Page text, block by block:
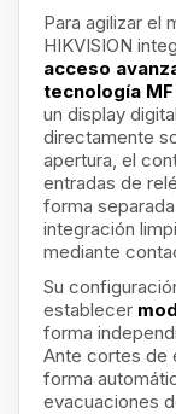
Para agilizar el
HIKVISION
acceso
tecnología MF
un display
directamente
apertura, el
entradas de
forma
integración
mediante
Su
establecer
forma
Ante cortes de
forma
evacuaciones